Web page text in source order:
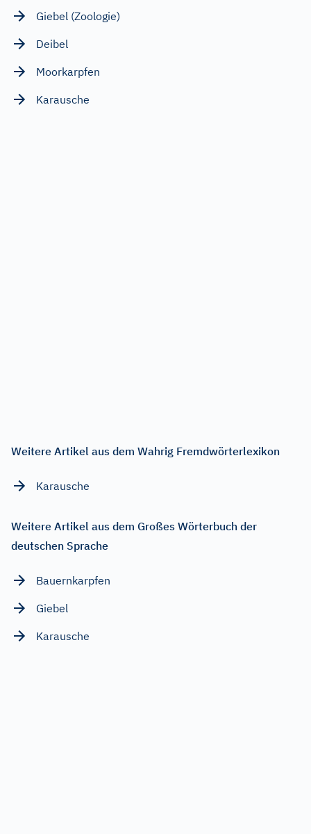
Giebel (Zoologie)
Deibel
Moorkarpfen
Karausche
Weitere Artikel aus dem Wahrig Fremdwörterlexikon
Karausche
Weitere Artikel aus dem Großes Wörterbuch der
deutschen Sprache
Bauernkarpfen
Giebel
Karausche